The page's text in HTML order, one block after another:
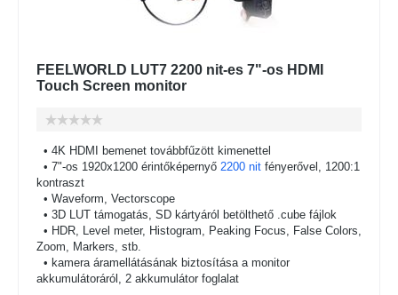
FEELWORLD LUT7 2200 nit-es 7"-os HDMI
Touch Screen monitor
• 4K HDMI bemenet továbbfűzött kimenettel
• 7"-os 1920x1200 érintőképernyő 2200 nit fényerővel, 1200:1
kontraszt
• Waveform, Vectorscope
• 3D LUT támogatás, SD kártyáról betölthető .cube fájlok
• HDR, Level meter, Histogram, Peaking Focus, False Colors,
Zoom, Markers, stb.
• kamera áramellátásának biztosítása a monitor
akkumulátoráról, 2 akkumulátor foglalat